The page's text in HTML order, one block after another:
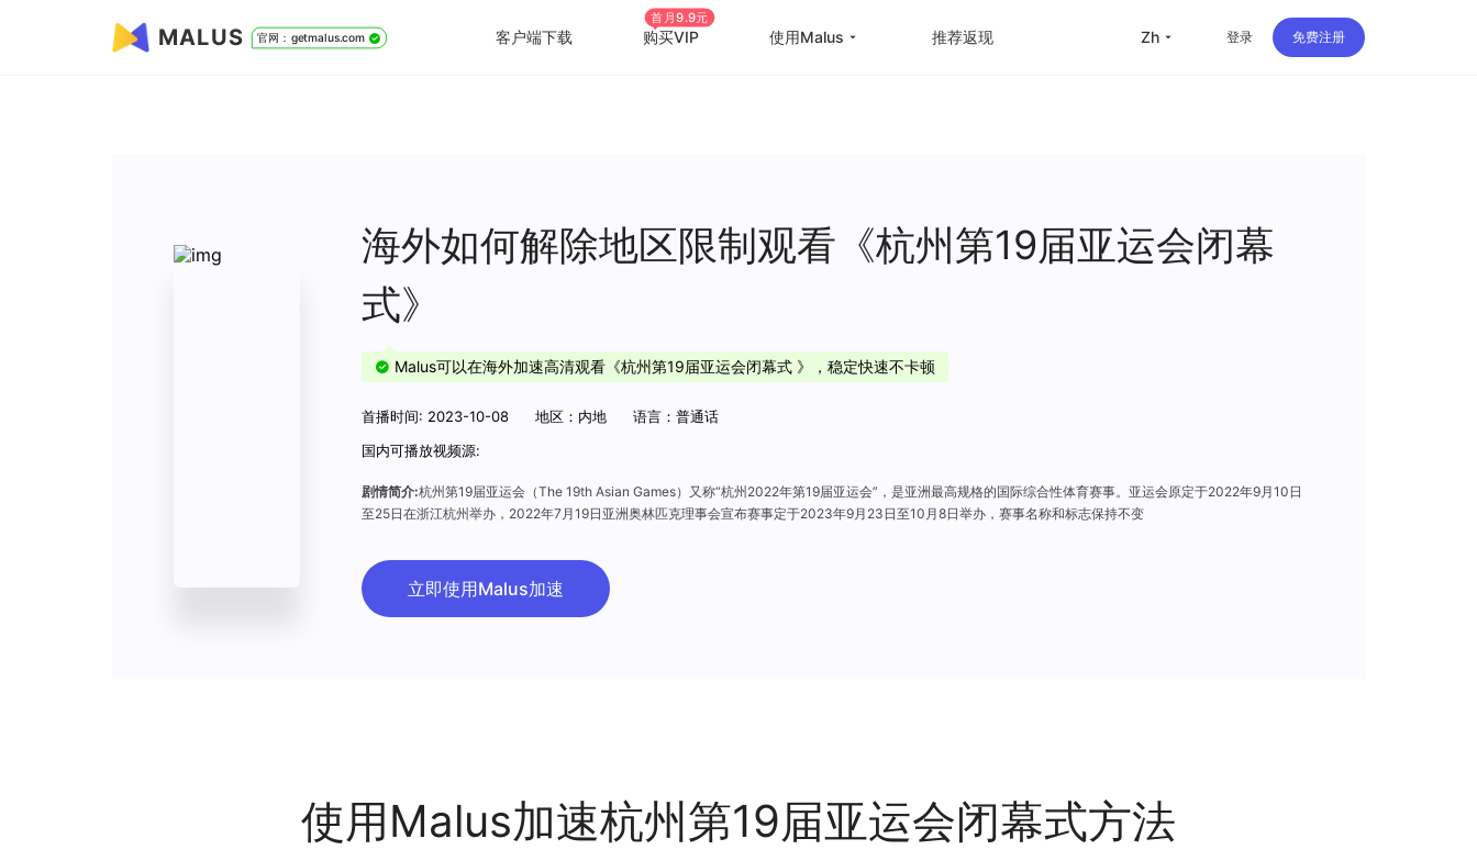
MALUS 官网：getmalus.com 客户端下载 购买VIP
首月9.9元
使用Malus
高级定制 海外直播
推荐返现 zh 登录 免费注册
海外如何解除地区限制观看《杭州第19届亚运会闭幕
式》
Malus可以在海外加速高清观看《杭州第19届亚运会闭幕式 》，稳定快速不卡顿
首播时间: 2023-10-08 地区：内地
语言：普通话
国内可播放视频源:
剧情简介:杭州第19届亚运会（The 19th Asian Games）又称“杭州2022年第19届亚运会”，是亚洲最高规格的国际综合性体育赛事。亚运会原定于2022年9月10日
至25日在浙江杭州举办，2022年7月19日亚洲奥林匹克理事会宣布赛事定于2023年9月23日至10月8日举办，赛事名称和标志保持不变
立即使用Malus加速
使用Malus加速杭州第19届亚运会闭幕式方法